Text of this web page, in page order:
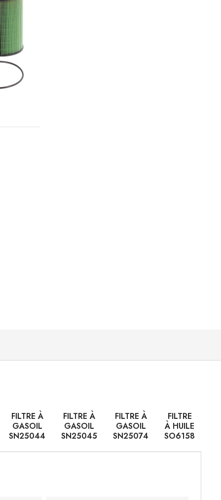
FILTRE À
GASOIL
SN25044
FILTRE À
GASOIL
SN25045
FILTRE À
GASOIL
SN25074
FILTRE
À HUILE
SO6158